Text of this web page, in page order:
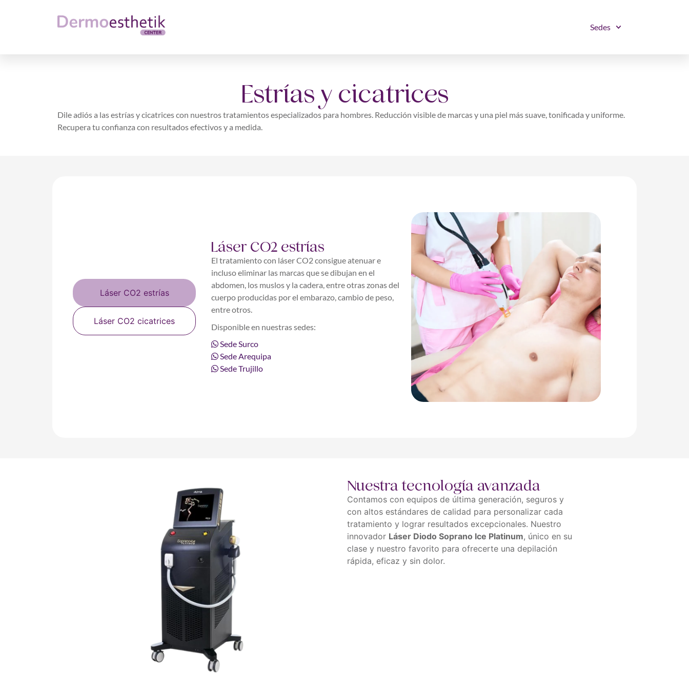
Sedes
Estrías y cicatrices
Dile adiós a las estrías y cicatrices con nuestros tratamientos especializados para hombres. Reducción visible de marcas y una piel más suave, tonificada y uniforme.
Recupera tu confianza con resultados efectivos y a medida.
Láser CO2 estrías
Láser CO2 cicatrices
Láser CO2 estrías
El tratamiento con láser CO2 consigue atenuar e
incluso eliminar las marcas que se dibujan en el
abdomen, los muslos y la cadera, entre otras zonas del
cuerpo producidas por el embarazo, cambio de peso,
entre otros.
Disponible en nuestras sedes:
Sede Surco
Sede Arequipa
Sede Trujillo
Nuestra tecnología avanzada
Contamos con equipos de última generación, seguros y
con altos estándares de calidad para personalizar cada
tratamiento y lograr resultados excepcionales. Nuestro
innovador Láser Diodo Soprano Ice Platinum, único en su
clase y nuestro favorito para ofrecerte una depilación
rápida, eficaz y sin dolor.